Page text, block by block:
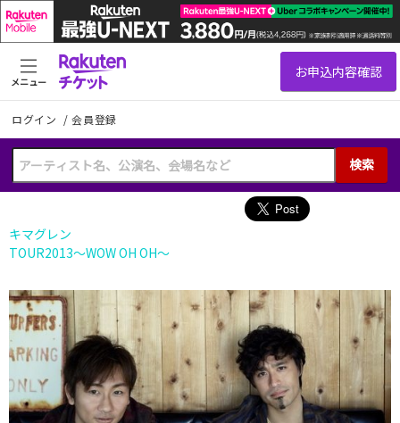
ログイン /会員登録
検索
メニュー
キマグレン
TOUR2013〜WOW OH OH〜